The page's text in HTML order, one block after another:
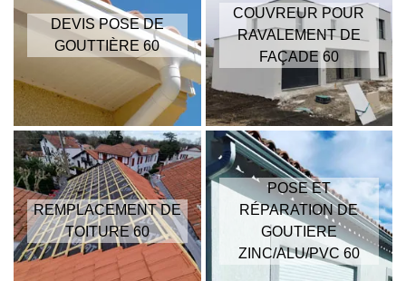
DEVIS POSE DE
GOUTTIÈRE 60
COUVREUR POUR
RAVALEMENT DE
FAÇADE 60
REMPLACEMENT DE
TOITURE 60
POSE ET
RÉPARATION DE
GOUTIERE
ZINC/ALU/PVC 60